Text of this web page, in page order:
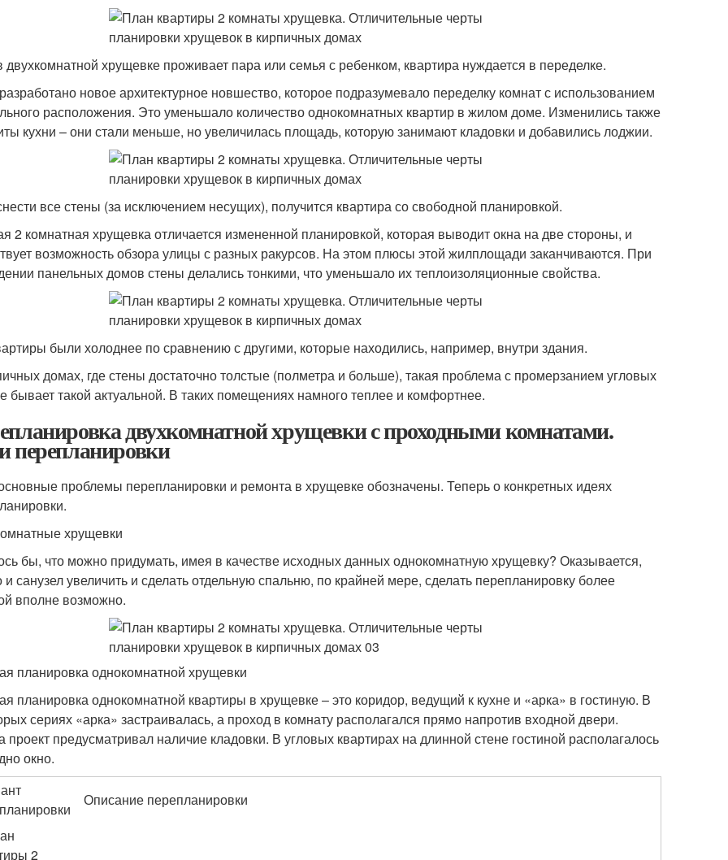
двухкомнатной хрущевке проживает пара или семья с ребенком, квартира нуждается в переделке.
новое архитектурное новшество, которое подразумевало переделку комнат с использованием
расположения. Это уменьшало количество однокомнатных квартир в жилом доме. Изменились также
кухни – они стали меньше, но увеличилась площадь, которую занимают кладовки и добавились лоджии.
все стены (за исключением несущих), получится квартира со свободной планировкой.
2 комнатная хрущевка отличается измененной планировкой, которая выводит окна на две стороны, и
возможность обзора улицы с разных ракурсов. На этом плюсы этой жилплощади заканчиваются. При
панельных домов стены делались тонкими, что уменьшало их теплоизоляционные свойства.
были холоднее по сравнению с другими, которые находились, например, внутри здания.
домах, где стены достаточно толстые (полметра и больше), такая проблема с промерзанием угловых
бывает такой актуальной. В таких помещениях намного теплее и комфортнее.
двухкомнатной хрущевки с проходными комнатами.
перепланировки
проблемы перепланировки и ремонта в хрущевке обозначены. Теперь о конкретных идеях
хрущевки
бы, что можно придумать, имея в качестве исходных данных однокомнатную хрущевку? Оказывается,
санузел увеличить и сделать отдельную спальню, по крайней мере, сделать перепланировку более
вполне возможно.
планировка однокомнатной хрущевки
планировка однокомнатной квартиры в хрущевке – это коридор, ведущий к кухне и «арка» в гостиную. В
сериях «арка» застраивалась, а проход в комнату располагался прямо напротив входной двери.
проект предусматривал наличие кладовки. В угловых квартирах на длинной стене гостиной располагалось
окно.
Описание перепланировки